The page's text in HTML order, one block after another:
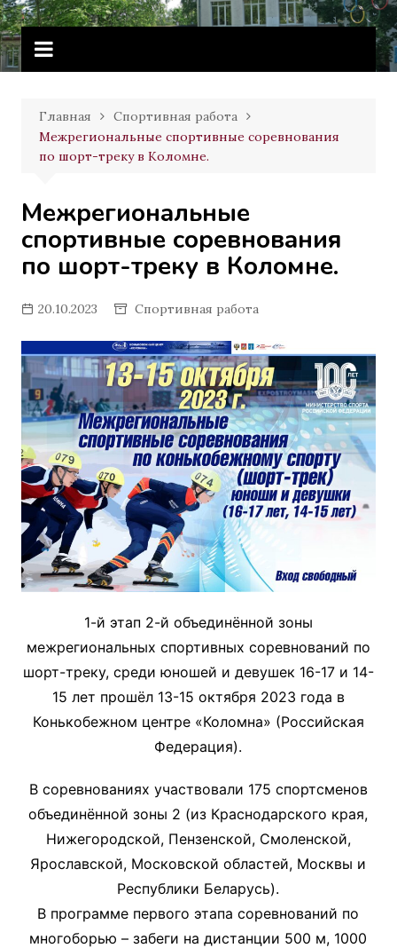
Перейти
к
содержимому
Витебское государственное
училище олимпийского резерва
Главная
Спортивная работа
Межрегиональные спортивные соревнования
по шорт-треку в Коломне.
Межрегиональные
спортивные соревнования
по шорт-треку в Коломне.
20.10.2023 Спортивная работа
1-й этап 2-й объединённой зоны
межрегиональных спортивных соревнований по
шорт-треку, среди юношей и девушек 16-17 и 14-
15 лет прошёл 13-15 октября 2023 года в
Конькобежном центре «Коломна» (Российская
Федерация).
В соревнованиях участвовали 175 спортсменов
объединённой зоны 2 (из Краснодарского края,
Нижегородской, Пензенской, Смоленской,
Ярославской, Московской областей, Москвы и
Республики Беларусь).
В программе первого этапа соревнований по
многоборью – забеги на дистанции 500 м, 1000